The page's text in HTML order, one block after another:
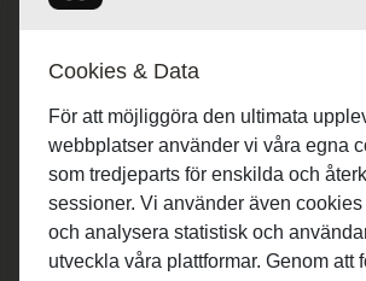
Cookies & Data
För att möjliggöra den ultimata
webbplatser använder vi våra egna
som tredjeparts för enskilda och
sessioner. Vi använder även cookies
och analysera statistisk och
utveckla våra plattformar. Genom att